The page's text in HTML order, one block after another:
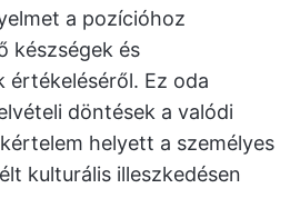
a pozícióhoz
készségek és
értékeléséről. Ez oda
döntések a valódi
helyett a személyes
kulturális illeszkedésen